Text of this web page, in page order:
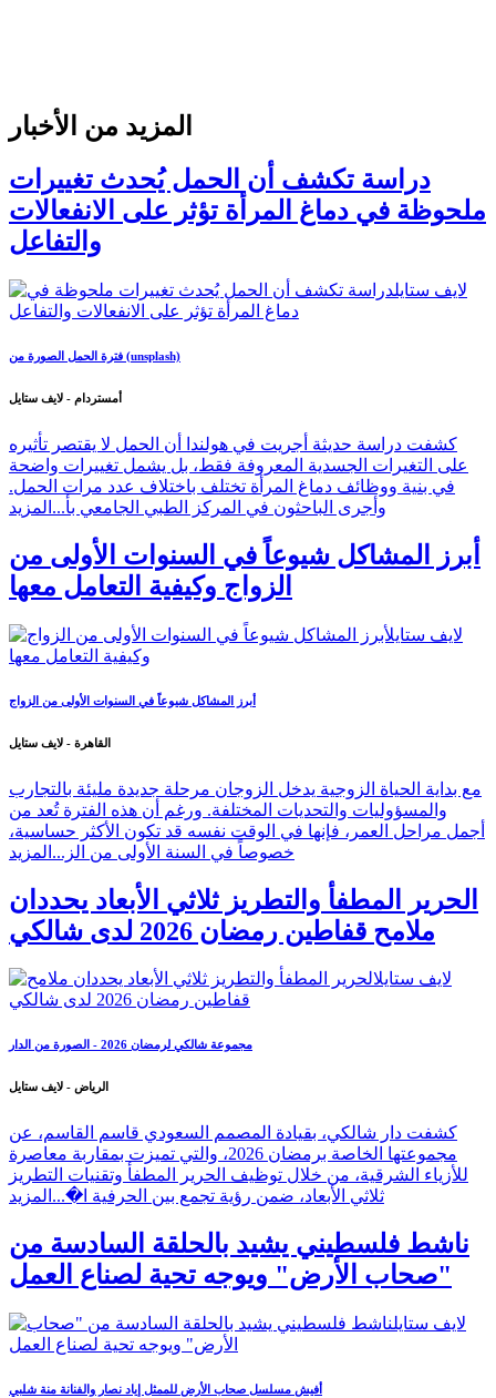
المزيد من الأخبار
دراسة تكشف أن الحمل يُحدث تغييرات
ملحوظة في دماغ المرأة تؤثر على الانفعالات
والتفاعل
فترة الحمل الصورة من (unsplash)
أمستردام - لايف ستايل
كشفت دراسة حديثة أجريت في هولندا أن الحمل لا يقتصر تأثيره
على التغيرات الجسدية المعروفة فقط، بل يشمل تغييرات واضحة
في بنية ووظائف دماغ المرأة تختلف باختلاف عدد مرات الحمل.
وأجرى الباحثون في المركز الطبي الجامعي بأ... المزيد
أبرز المشاكل شيوعاً في السنوات الأولى من
الزواج وكيفية التعامل معها
أبرز المشاكل شيوعاً في السنوات الأولى من الزواج
القاهرة - لايف ستايل
مع بداية الحياة الزوجية يدخل الزوجان مرحلة جديدة مليئة بالتجارب
والمسؤوليات والتحديات المختلفة. ورغم أن هذه الفترة تُعد من
أجمل مراحل العمر، فإنها في الوقت نفسه قد تكون الأكثر حساسية،
خصوصاً في السنة الأولى من الز... المزيد
الحرير المطفأ والتطريز ثلاثي الأبعاد يحددان
ملامح قفاطين رمضان 2026 لدى شالكي
مجموعة شالكي لرمضان 2026 - الصورة من الدار
الرياض - لايف ستايل
كشفت دار شالكي، بقيادة المصمم السعودي قاسم القاسم، عن
مجموعتها الخاصة برمضان 2026، والتي تميزت بمقاربة معاصرة
للأزياء الشرقية، من خلال توظيف الحرير المطفأ وتقنيات التطريز
ثلاثي الأبعاد، ضمن رؤية تجمع بين الحرفية ا�... المزيد
ناشط فلسطيني يشيد بالحلقة السادسة من
"صحاب الأرض" ويوجه تحية لصناع العمل
أفيش مسلسل صحاب الأرض للممثل إياد نصار والفنانة منة شلبي